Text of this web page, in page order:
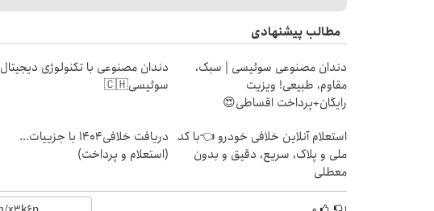
مطالب پیشنهادی
دندان مصنوعی سوئیسی | سبک،
مقاوم، طبیعی! ویزیت
رایگان+پرداخت اقساطی😍
دندان مصنوعی با تکنولوژی دیجیتال
سوئیسی🇨🇭
استعلام آنلاین خلافی خودرو 👈با کد
ملی و پلاک، سریع، دقیق و بدون
معطلی
دریافت خلافی۱۴۰۴ با جزییات...
(استعلام و پرداخت)